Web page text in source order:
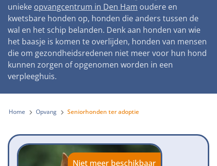
Landelijke registratie bijtincidenten
Verantwoord fokbeleid
Landelijk vuurwerkverbod
Verplichte pre-aanschaf cursus
Gemeentelijk meldpunt bijtincidenten
Bescherming tegen grasaren
Lezingen
Symposium Gemeentelijk Dierenbeleid
Teken onze petitie
Steun als bedrijf
Adopteer een seniorhond
Sponsor een seniorhond
Steun als vrijwilliger
Honden voor Honden Loop
Wat wij doen
Onze organisatie
Samenwerking
Jaarverslag
Vacatures
Donateursmagazine Hond
Onze successen voor honden
Contactgegevens
Pers
Nieuws
Nieuwsbrief
Incassodata
Zoeken
unieke opvangcentrum in Den Ham oudere en
kwetsbare honden op, honden die anders tussen de
wal en het schip belanden. Denk aan honden van wie
het baasje is komen te overlijden, honden van mensen
die om gezondheidsredenen niet meer voor hun hond
kunnen zorgen of opgenomen worden in een
verpleeghuis.
Home Opvang Seniorhonden ter adoptie
Niet meer beschikbaar